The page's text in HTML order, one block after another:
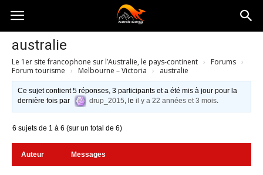
Australia-
australie.com
australie
Le 1er site francophone sur l’Australie, le pays-continent › Forums ›
Forum tourisme › Melbourne – Victoria › australie
Ce sujet contient 5 réponses, 3 participants et a été mis à jour pour la
dernière fois par
drup_2015, leil y a 22 années et 3 mois.
6 sujets de 1 à 6 (sur un total de 6)
Auteur Messages